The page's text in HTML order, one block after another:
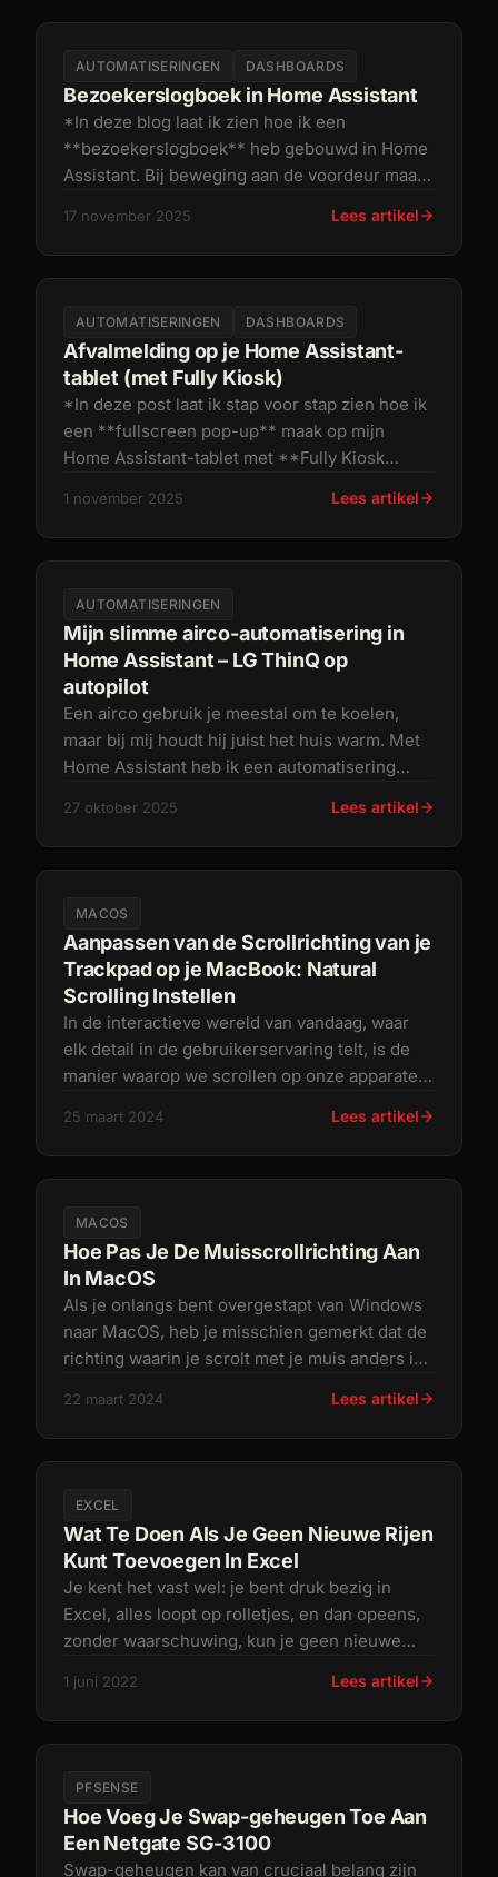
AUTOMATISERINGEN DASHBOARDS
Bezoekerslogboek in Home Assistant
*In deze blog laat ik zien hoe ik een
**bezoekerslogboek** heb gebouwd in Home
Assistant. Bij beweging aan de voordeur maakt
17 november 2025 Lees artikel
AUTOMATISERINGEN DASHBOARDS
Afvalmelding op je Home Assistant-
tablet (met Fully Kiosk)
*In deze post laat ik stap voor stap zien hoe ik
een **fullscreen pop-up** maak op mijn
Home Assistant-tablet met **Fully Kiosk
1 november 2025 Lees artikel
AUTOMATISERINGEN
Mijn slimme airco-automatisering in
Home Assistant – LG ThinQ op
autopilot
Een airco gebruik je meestal om te koelen,
maar bij mij houdt hij juist het huis warm. Met
Home Assistant heb ik een automatisering
27 oktober 2025 Lees artikel
MACOS
Aanpassen van de Scrollrichting van je
Trackpad op je MacBook: Natural
Scrolling Instellen
In de interactieve wereld van vandaag, waar
elk detail in de gebruikerservaring telt, is de
manier waarop we scrollen op onze apparaten
25 maart 2024 Lees artikel
MACOS
Hoe Pas Je De Muisscrollrichting Aan
In MacOS
Als je onlangs bent overgestapt van Windows
naar MacOS, heb je misschien gemerkt dat de
richting waarin je scrolt met je muis anders is.
22 maart 2024 Lees artikel
EXCEL
Wat Te Doen Als Je Geen Nieuwe Rijen
Kunt Toevoegen In Excel
Je kent het vast wel: je bent druk bezig in
Excel, alles loopt op rolletjes, en dan opeens,
zonder waarschuwing, kun je geen nieuwe
1 juni 2022 Lees artikel
PFSENSE
Hoe Voeg Je Swap-geheugen Toe Aan
Een Netgate SG-3100
Swap-geheugen kan van cruciaal belang zijn